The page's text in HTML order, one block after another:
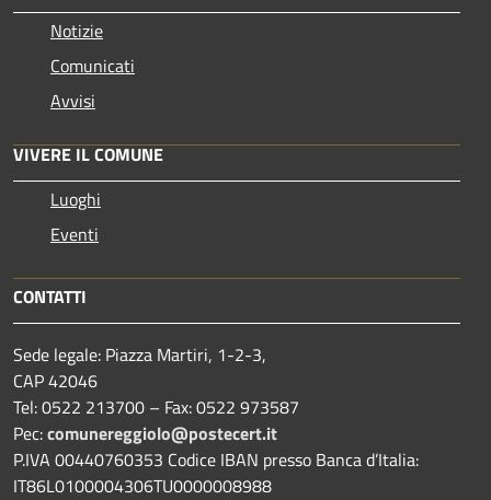
Notizie
Comunicati
Avvisi
VIVERE IL COMUNE
Luoghi
Eventi
CONTATTI
Sede legale: Piazza Martiri, 1-2-3,
CAP 42046
Tel: 0522 213700 – Fax: 0522 973587
Pec:comunereggiolo@postecert.it
P.IVA 00440760353 Codice IBAN presso Banca d’Italia:
IT86L0100004306TU0000008988